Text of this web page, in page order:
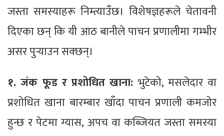
जस्ता समस्याहरू निम्त्याउँछ। विशेषज्ञहरूले चेतावनी
दिएका छन् कि यी आठ बानीले पाचन प्रणालीमा गम्भीर
असर पुर्‍याउन सक्छन्।
१. जंक फूड र प्रशोधित खाना: भुटेको, मसलेदार वा
प्रशोधित खाना बारम्बार खाँदा पाचन प्रणाली कमजोर
हुन्छ र पेटमा ग्यास, अपच वा कब्जियत जस्ता समस्या